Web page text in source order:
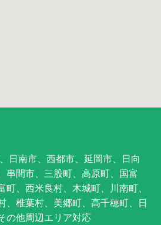
日南市、西都市、延岡市、日向
串間市、三股町、高原町、国富
、西米良村、木城町、川南町、
、椎葉村、美郷町、高千穂町、日
の他周辺エリア対応